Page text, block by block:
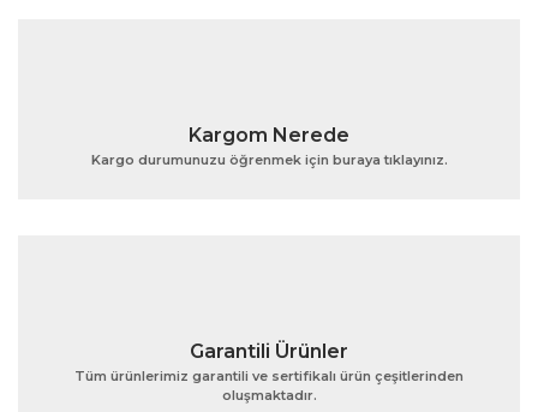
Ürün açıklamasında eksik bilgiler bulunuyor.
Gönder
Kargom Nerede
Kargo durumunuzu öğrenmek için buraya tıklayınız.
Garantili Ürünler
Tüm ürünlerimiz garantili ve sertifikalı ürün çeşitlerinden
oluşmaktadır.